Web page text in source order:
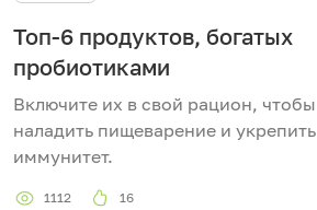
Топ-6 продуктов, богатых
пробиотиками
Включите их в свой рацион, чтобы
наладить пищеварение и укрепить
иммунитет.
1112 16